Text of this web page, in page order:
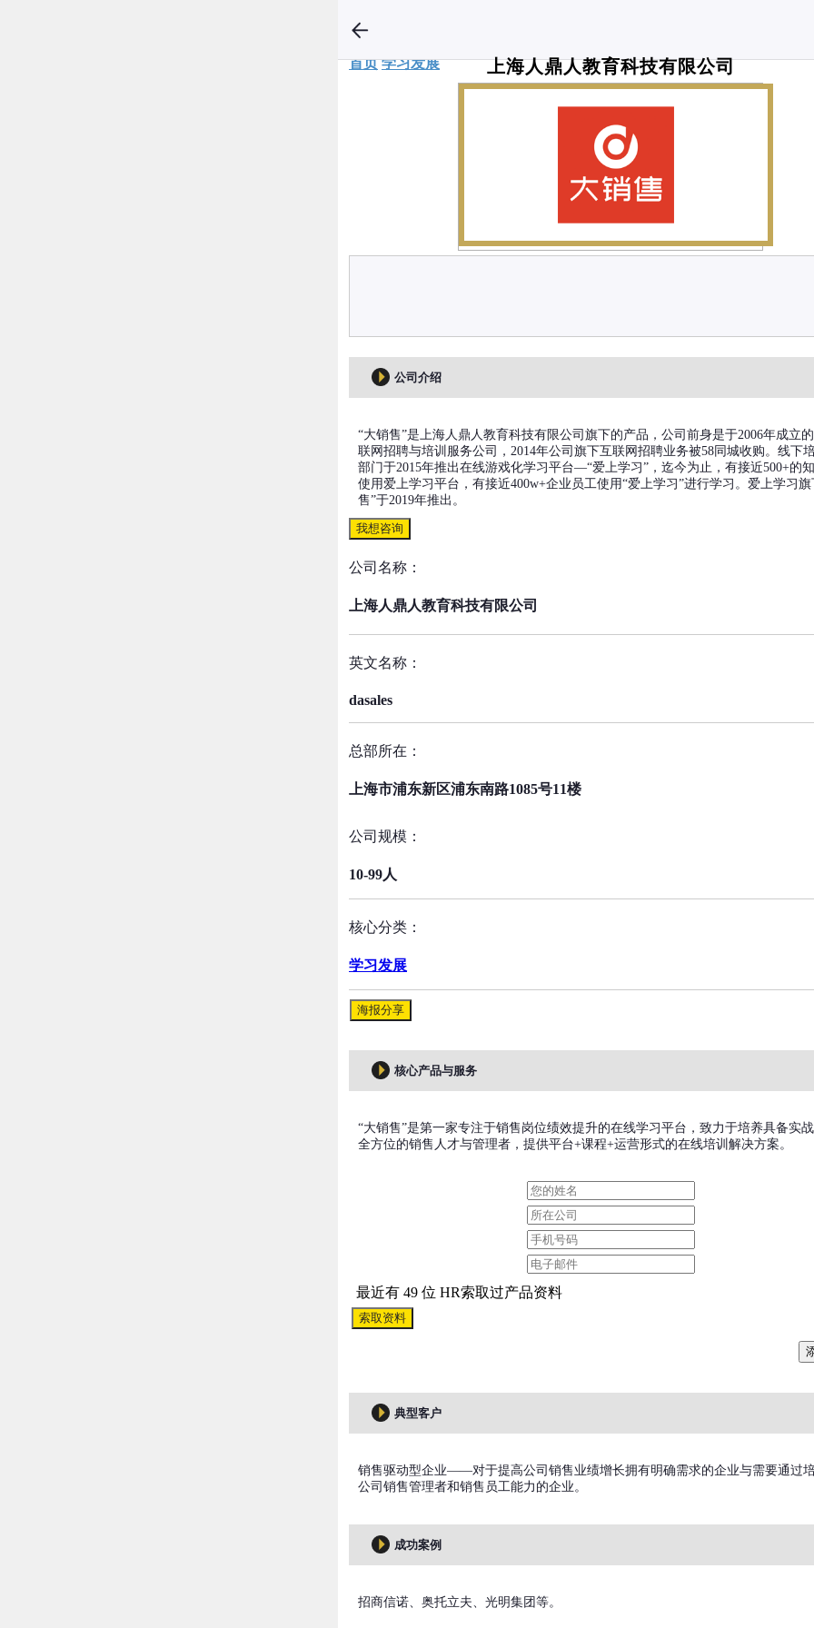
上海人鼎人教育科技有限公司
首页 学习发展
公司介绍
“大销售”是上海人鼎人教育科技有限公司旗下的产品，公司前身是于2006年成立
联网招聘与培训服务公司，2014年公司旗下互联网招聘业务被58同城收购。线下
部门于2015年推出在线游戏化学习平台—“爱上学习”，迄今为止，有接近500+的
使用爱上学习平台，有接近400w+企业员工使用“爱上学习”进行学习。爱上学习旗
售”于2019年推出。
我想咨询
公司名称：
上海人鼎人教育科技有限公司
英文名称：
dasales
总部所在：
上海市浦东新区浦东南路1085号11楼
公司规模：
10-99人
核心分类：
学习发展
海报分享
核心产品与服务
“大销售”是第一家专注于销售岗位绩效提升的在线学习平台，致力于培养具备实
全方位的销售人才与管理者，提供平台+课程+运营形式的在线培训解决方案。
最近有 49 位 HR索取过产品资料
索取资料
典型客户
销售驱动型企业——对于提高公司销售业绩增长拥有明确需求的企业与需要通过
公司销售管理者和销售员工能力的企业。
成功案例
招商信诺、奥托立夫、光明集团等。